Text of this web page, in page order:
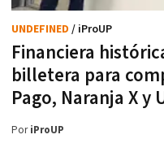
Financiera
billetera para
Pago, Naranja X y
UNDEFINED / iProUP
PoriProUP